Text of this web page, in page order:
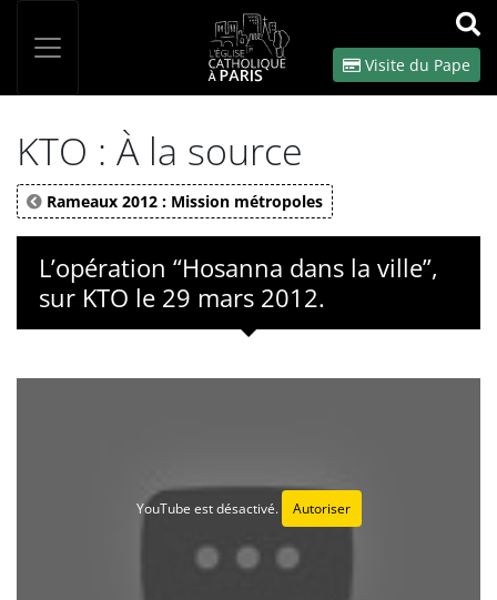
OK
Visite du Pape
KTO : À la source
Rameaux 2012 : Mission métropoles
L’opération “Hosanna dans la ville”,
sur KTO le 29 mars 2012.
YouTube est désactivé. Autoriser
Panneau de gestion des cookies